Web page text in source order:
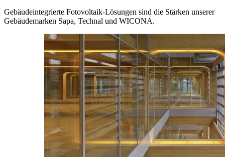
Gebäudeintegrierte Fotovoltaik-Lösungen sind die Stärken unserer
Gebäudemarken Sapa, Technal und WICONA.